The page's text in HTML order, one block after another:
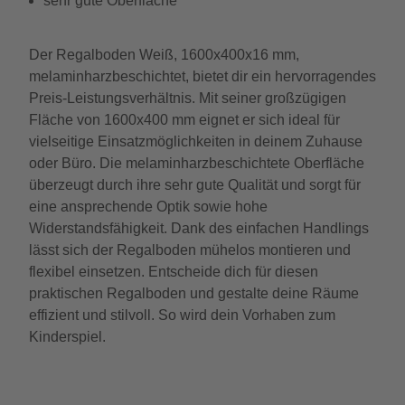
Der Regalboden Weiß, 1600x400x16 mm,
melaminharzbeschichtet, bietet dir ein hervorragendes
Preis-Leistungsverhältnis. Mit seiner großzügigen
Fläche von 1600x400 mm eignet er sich ideal für
vielseitige Einsatzmöglichkeiten in deinem Zuhause
oder Büro. Die melaminharzbeschichtete Oberfläche
überzeugt durch ihre sehr gute Qualität und sorgt für
eine ansprechende Optik sowie hohe
Widerstandsfähigkeit. Dank des einfachen Handlings
lässt sich der Regalboden mühelos montieren und
flexibel einsetzen. Entscheide dich für diesen
praktischen Regalboden und gestalte deine Räume
effizient und stilvoll. So wird dein Vorhaben zum
Kinderspiel.